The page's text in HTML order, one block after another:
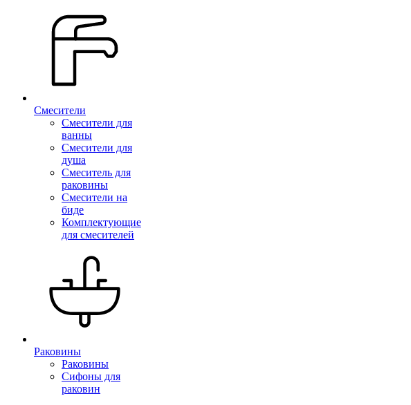
Смесители
Смесители для
ванны
Смесители для
душа
Смеситель для
раковины
Смесители на
биде
Комплектующие
для смесителей
Раковины
Раковины
Сифоны для
раковин